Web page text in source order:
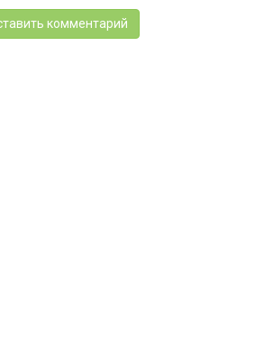
комментарий